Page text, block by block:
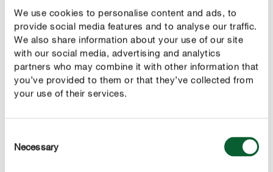
We use cookies to personalise content and ads, to
provide social media features and to analyse our traffic.
We also share information about your use of our site
with our social media, advertising and analytics
partners who may combine it with other information that
you’ve provided to them or that they’ve collected from
your use of their services.
Selection
Necessary
Gleba i podłoża
Gleba jest fundamentem ogrodu. Bez względu na to, jak
łatwa w pielęgnacji jest roślina, jeśli jakość gleby jest
niska, nie wykorzysta ona swojego potencjału. Dlatego
Idealna grządka w ogródku działkowym składa się z: